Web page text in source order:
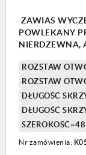
ZAWIAS
POWLEKANY
NIERDZEWNA,
ROZSTAW
ROZSTAW
DŁUGOŚĆ
DŁUGOŚĆ
SZEROKOŚĆ=48
Nr zamówienia: